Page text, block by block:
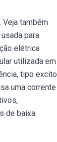
Veja também
para
elétrica
utilizada em
tipo excito
uma corrente
de baixa